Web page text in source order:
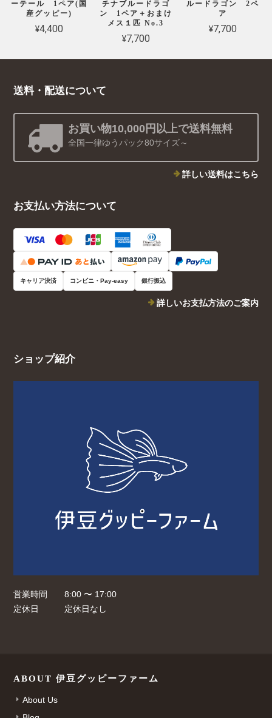
ーテール 1ペア(国
産グッピー)
¥4,400
チナブルードラゴ
ン 1ペア＋おまけ
メス１匹 No.3
¥7,700
ルードラゴン 2ペ
ア
¥7,700
送料・配送について
お買い物10,000円以上で送料無料
全国一律ゆうパック80サイズ～
詳しい送料はこちら
お支払い方法について
キャリア決済 コンビニ・Pay-easy 銀行振込
詳しいお支払方法のご案内
ショップ紹介
営業時間
8:00 〜 17:00
定休日
定休日なし
ABOUT 伊豆グッピーファーム
About Us